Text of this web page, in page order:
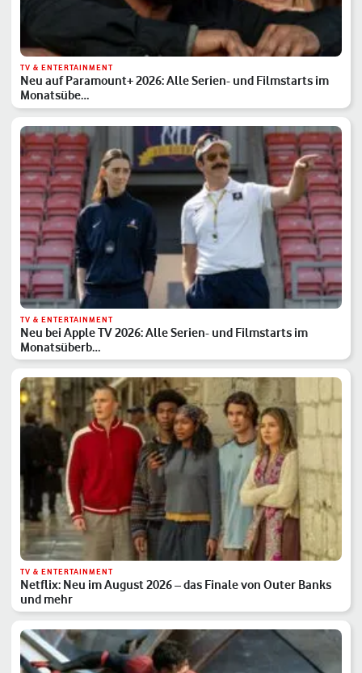
TV & ENTERTAINMENT
Neu auf Paramount+ 2026: Alle Serien- und Filmstarts im
Monatsübe…
TV & ENTERTAINMENT
Neu bei Apple TV 2026: Alle Serien- und Filmstarts im
Monatsüberb…
TV & ENTERTAINMENT
Netflix: Neu im August 2026 – das Finale von Outer Banks
und mehr